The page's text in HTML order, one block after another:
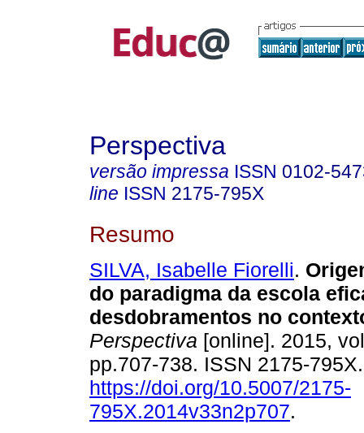
Perspectiva
versão impressa ISSN 0102-
line ISSN 2175-795X
Resumo
SILVA, Isabelle Fiorelli.
do paradigma da escola
desdobramentos no
Perspectiva [online]. 2015,
pp.707-738. ISSN 2175-
https://doi.org/10.5007/2175-
795X.2014v33n2p707.